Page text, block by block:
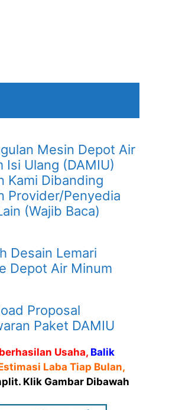
Mesin Depot Air
Isi Ulang (DAMIU)
Kami Dibanding
Provider/Penyedia
(Wajib Baca)
Desain Lemari
Depot Air Minum
Proposal
Paket DAMIU
Usaha, Balik
Laba Tiap Bulan,
Klik Gambar Dibawah